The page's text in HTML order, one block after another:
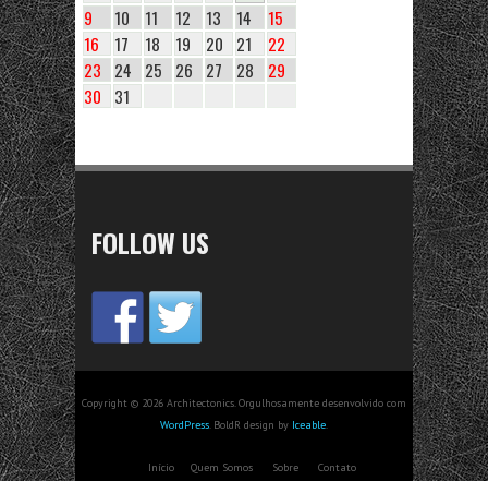
9
10 11 12 13 14
15
16
17 18 19 20 21
22
23
24 25 26 27 28
29
30
31
FOLLOW US
Copyright © 2026 Architectonics. Orgulhosamente desenvolvido com
WordPress. BoldR design by Iceable.
Início Quem Somos Sobre Contato